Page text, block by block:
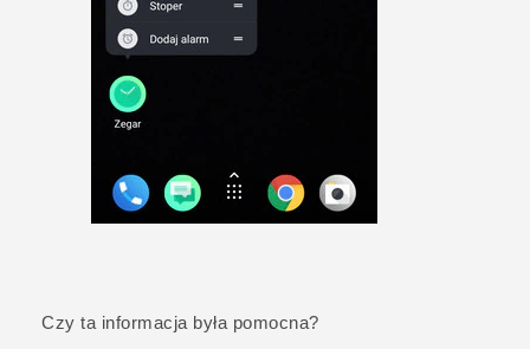
Czy ta informacja była pomocna?